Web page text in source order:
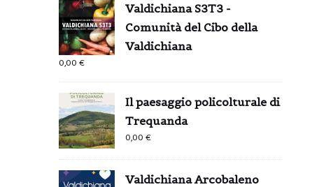
Valdichiana S3T3 -
Comunità del Cibo della
Valdichiana
0,00€
Il paesaggio policolturale di
Trequanda
0,00€
Valdichiana Arcobaleno